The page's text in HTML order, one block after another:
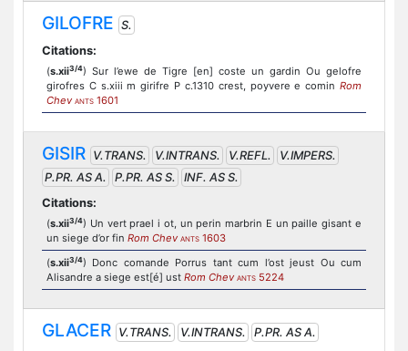
GILOFRE S.
Citations:
(s.xii3/4) Sur l’ewe de Tigre [en] coste un gardin Ou gelofre
girofres C s.xiii m girifre P c.1310 crest, poyvere e comin Rom
Chev ANTS 1601
GISIR V.TRANS. V.INTRANS. V.REFL.
V.IMPERS.
P.PR. AS A.
P.PR. AS S.
INF. AS S.
Citations:
(s.xii3/4) Un vert prael i ot, un perin marbrin E un paille gisant e
un siege d’or fin Rom Chev ANTS 1603
(s.xii3/4) Donc comande Porrus tant cum l’ost jeust Ou cum
Alisandre a siege est[é] ust Rom Chev ANTS 5224
GLACER V.TRANS. V.INTRANS. P.PR. AS A.